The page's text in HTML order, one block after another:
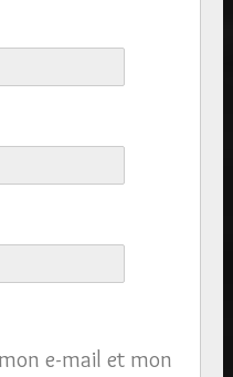
e-mail et mon